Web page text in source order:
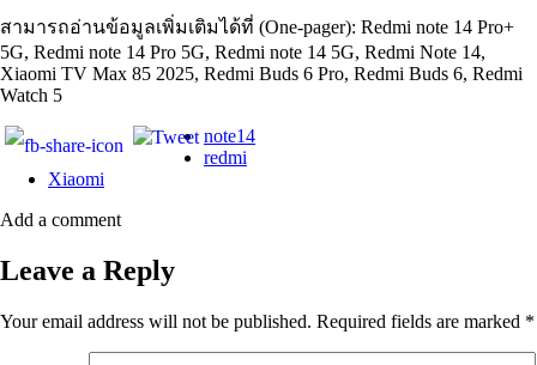
สามารถอ่านข้อมูลเพิ่มเติมได้ที่ (One-pager): Redmi note 14 Pro+
5G, Redmi note 14 Pro 5G, Redmi note 14 5G, Redmi Note 14,
Xiaomi TV Max 85 2025, Redmi Buds 6 Pro, Redmi Buds 6, Redmi
Watch 5
note14
redmi
Xiaomi
Add a comment
Leave a Reply
Your email address will not be published. Required fields are marked *